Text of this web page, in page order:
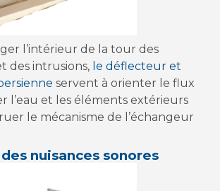
l’intérieur de la tour des
des intrusions, le déflecteur et
servent à orienter le flux
l’eau et les éléments extérieurs
le mécanisme de l’échangeur
nuisances sonores